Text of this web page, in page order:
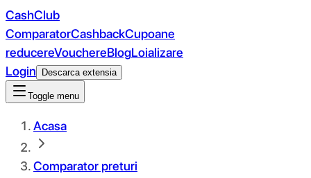
CashClub
ComparatorCashbackCupoane
reducereVouchereBlogLoializare
Login
Descarca extensia
Toggle menu
Acasa
Comparator preturi